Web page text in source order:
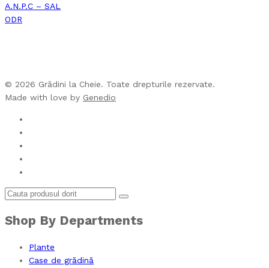
A.N.P.C – SAL
ODR
© 2026 Grădini la Cheie. Toate drepturile rezervate.
Made with love by Genedio
Shop By Departments
Plante
Case de grădină